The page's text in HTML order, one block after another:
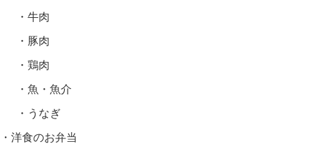
牛肉
豚肉
鶏肉
魚・魚介
うなぎ
洋食のお弁当